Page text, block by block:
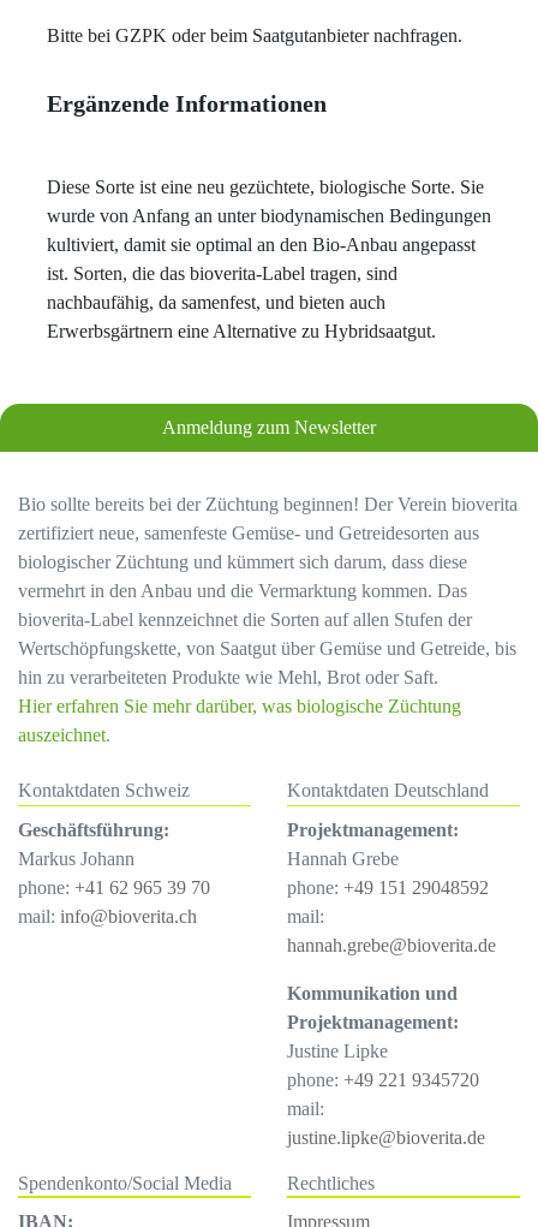
Bitte bei GZPK oder beim Saatgutanbieter nachfragen.
Ergänzende Informationen
Diese Sorte ist eine neu gezüchtete, biologische Sorte. Sie
wurde von Anfang an unter biodynamischen Bedingungen
kultiviert, damit sie optimal an den Bio-Anbau angepasst
ist. Sorten, die das bioverita-Label tragen, sind
nachbaufähig, da samenfest, und bieten auch
Erwerbsgärtnern eine Alternative zu Hybridsaatgut.
Anmeldung zum Newsletter
Bio sollte bereits bei der Züchtung beginnen! Der Verein bioverita
zertifiziert neue, samenfeste Gemüse- und Getreidesorten aus
biologischer Züchtung und kümmert sich darum, dass diese
vermehrt in den Anbau und die Vermarktung kommen. Das
bioverita-Label kennzeichnet die Sorten auf allen Stufen der
Wertschöpfungskette, von Saatgut über Gemüse und Getreide, bis
hin zu verarbeiteten Produkte wie Mehl, Brot oder Saft.
Hier erfahren Sie mehr darüber, was biologische Züchtung
auszeichnet.
Kontaktdaten Schweiz
Geschäftsführung:
Markus Johann
phone: +41 62 965 39 70
mail: info@bioverita.ch
Kontaktdaten Deutschland
Projektmanagement:
Hannah Grebe
phone: +49 151 29048592
mail:
hannah.grebe@bioverita.de
Kommunikation und
Projektmanagement:
Justine Lipke
phone: +49 221 9345720
mail:
justine.lipke@bioverita.de
Spendenkonto/Social Media
IBAN:
Rechtliches
Impressum